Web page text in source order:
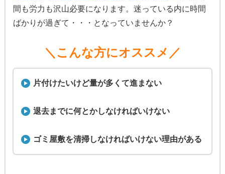
間も労力も沢山必要になります。迷っている内に時間
ばかりが過ぎて・・・となっていませんか？
＼こんな方にオススメ／
片付けたいけど量が多くて進まない
退去までに何とかしなければいけない
ゴミ屋敷を清掃しなければいけない理由がある